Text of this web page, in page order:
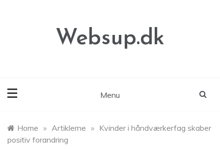
Websup.dk
Menu
Home » Artiklerne » Kvinder i håndværkerfag skaber
positiv forandring